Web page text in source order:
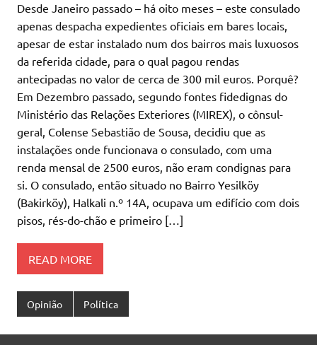
Desde Janeiro passado – há oito meses – este consulado
apenas despacha expedientes oficiais em bares locais,
apesar de estar instalado num dos bairros mais luxuosos
da referida cidade, para o qual pagou rendas
antecipadas no valor de cerca de 300 mil euros. Porquê?
Em Dezembro passado, segundo fontes fidedignas do
Ministério das Relações Exteriores (MIREX), o cônsul-
geral, Colense Sebastião de Sousa, decidiu que as
instalações onde funcionava o consulado, com uma
renda mensal de 2500 euros, não eram condignas para
si. O consulado, então situado no Bairro Yesilköy
(Bakirköy), Halkali n.º 14A, ocupava um edifício com dois
pisos, rés-do-chão e primeiro […]
READ MORE
Opinião Política